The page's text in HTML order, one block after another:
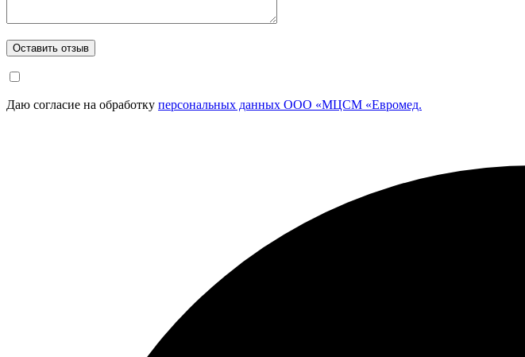
Даю согласие на обработку персональных данных ООО «МЦСМ «Евромед.